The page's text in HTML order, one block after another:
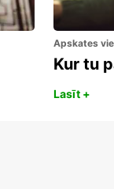
Apskates
Kur tu
Lasīt +